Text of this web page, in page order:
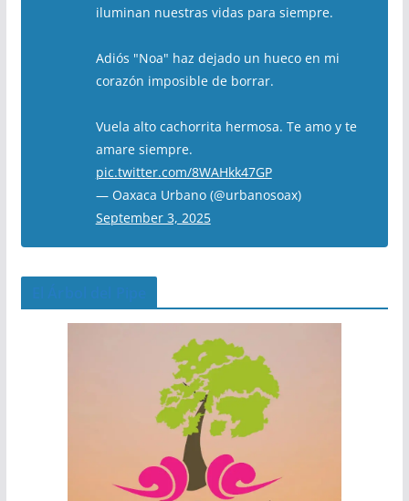
iluminan nuestras vidas para siempre.
Adiós "Noa" haz dejado un hueco en mi
corazón imposible de borrar.
Vuela alto cachorrita hermosa. Te amo y te
amare siempre.
pic.twitter.com/8WAHkk47GP
— Oaxaca Urbano (@urbanosoax)
September 3, 2025